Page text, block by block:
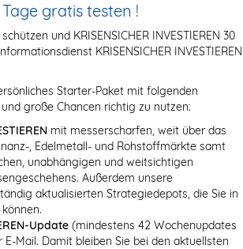
Tage gratis testen !
und KRISENSICHER INVESTIEREN 30
KRISENSICHER INVESTIEREN
Starter-Paket mit folgenden
große Chancen richtig zu nutzen:
mit messerscharfen, weit über das
, Edelmetall- und Rohstoffmärkte samt
unabhängigen und weitsichtigen
Außerdem unsere
aktualisierten Strategiedepots, die Sie in
Update (mindestens 42 Wochenupdates
E-Mail. Damit bleiben Sie bei den aktuellsten